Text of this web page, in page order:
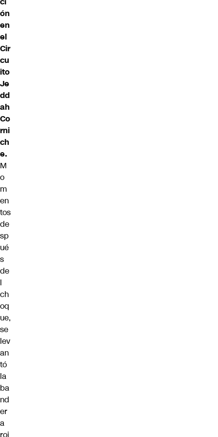
ón
en
el
Cir
cu
ito
Je
dd
ah
Co
rni
ch
e.
M
o
m
en
tos
de
sp
ué
s
de
l
ch
oq
ue,
se
lev
an
tó
la
ba
nd
er
a
roj